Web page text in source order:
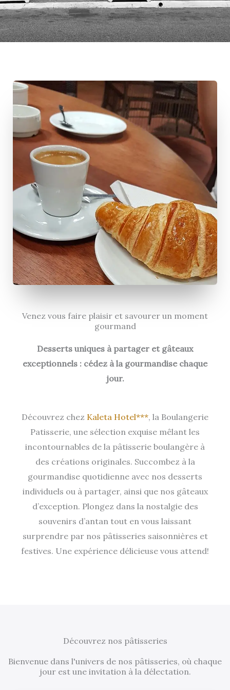
Venez vous faire plaisir et savourer un moment
gourmand
Desserts uniques à partager et gâteaux
exceptionnels : cédez à la gourmandise chaque
jour.
Découvrez chez Kaleta Hotel***, la Boulangerie
Patisserie, une sélection exquise mêlant les
incontournables de la pâtisserie boulangère à
des créations originales. Succombez à la
gourmandise quotidienne avec nos desserts
individuels ou à partager, ainsi que nos gâteaux
d’exception. Plongez dans la nostalgie des
souvenirs d’antan tout en vous laissant
surprendre par nos pâtisseries saisonnières et
festives. Une expérience délicieuse vous attend!
Découvrez nos pâtisseries
Bienvenue dans l'univers de nos pâtisseries, où chaque
jour est une invitation à la délectation.